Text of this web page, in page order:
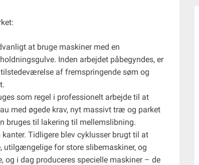
at bruge maskiner med en
Inden arbejdet påbegyndes, er
af fremspringende søm og
som regel i professionelt arbejde til at
med øgede krav, nyt massivt træ og parket
bruges til lakering til mellemslibning.
Tidligere blev cyklusser brugt til at
for store slibemaskiner, og
og i dag produceres specielle maskiner – de